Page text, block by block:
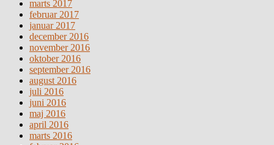
marts 2017
februar 2017
januar 2017
december 2016
november 2016
oktober 2016
september 2016
august 2016
juli 2016
juni 2016
maj 2016
april 2016
marts 2016